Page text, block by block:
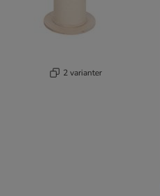
2 varianter